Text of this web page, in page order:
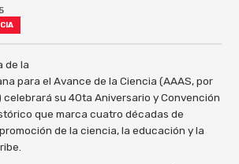
de la
para el Avance de la Ciencia (AAAS, por
celebrará su 40ta Aniversario y Convención
que marca cuatro décadas de
de la ciencia, la educación y la